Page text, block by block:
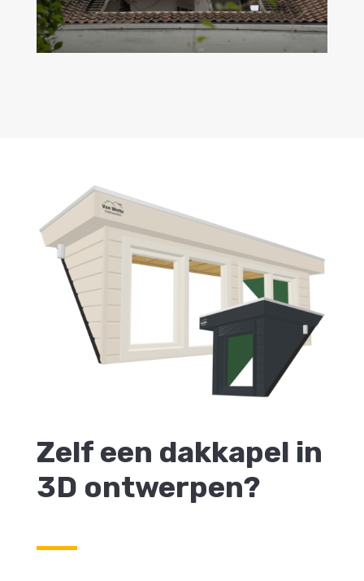
Zelf een dakkapel in
3D ontwerpen?